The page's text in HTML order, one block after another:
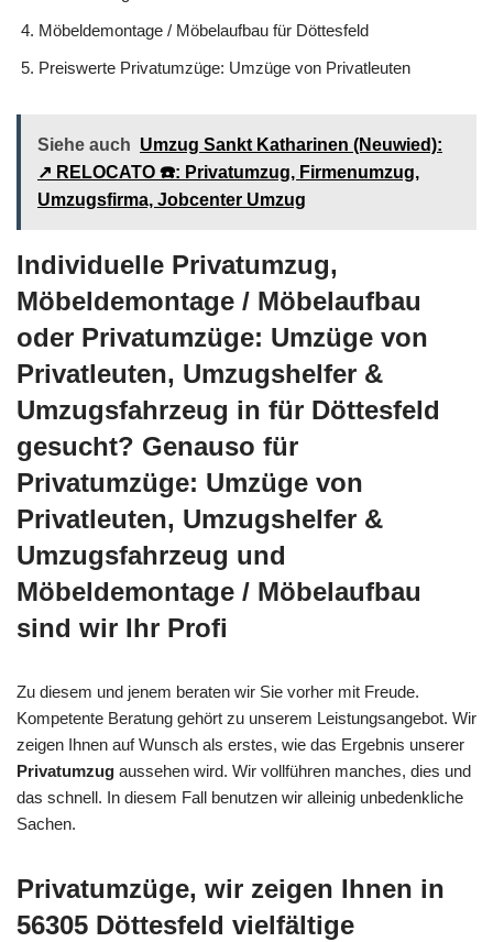
Möbeldemontage / Möbelaufbau für Döttesfeld
Preiswerte Privatumzüge: Umzüge von Privatleuten
Siehe auch Umzug Sankt Katharinen (Neuwied):
↗️ RELOCATO ☎️: Privatumzug, Firmenumzug,
Umzugsfirma, Jobcenter Umzug
Individuelle Privatumzug,
Möbeldemontage / Möbelaufbau
oder Privatumzüge: Umzüge von
Privatleuten, Umzugshelfer &
Umzugsfahrzeug in für Döttesfeld
gesucht? Genauso für
Privatumzüge: Umzüge von
Privatleuten, Umzugshelfer &
Umzugsfahrzeug und
Möbeldemontage / Möbelaufbau
sind wir Ihr Profi
Zu diesem und jenem beraten wir Sie vorher mit Freude.
Kompetente Beratung gehört zu unserem Leistungsangebot. Wir
zeigen Ihnen auf Wunsch als erstes, wie das Ergebnis unserer
Privatumzug aussehen wird. Wir vollführen manches, dies und
das schnell. In diesem Fall benutzen wir alleinig unbedenkliche
Sachen.
Privatumzüge, wir zeigen Ihnen in
56305 Döttesfeld vielfältige